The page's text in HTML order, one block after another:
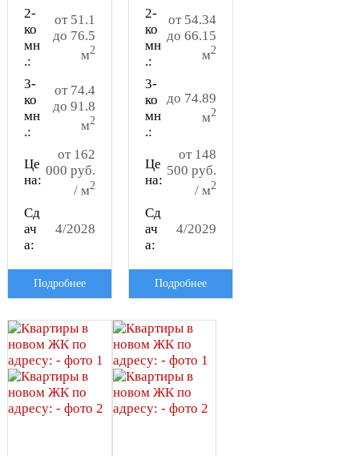
2-
ко
мн
.:
от 51.1
до 76.5
м2
3-
ко
мн
.:
от 74.4
до 91.8
м2
Це
на:
от 162
000 руб.
/ м2
Сд
ач
а:
4/2028
Подробнее
2-
ко
мн
.:
от 54.34
до 66.15
м2
3-
ко
мн
.:
до 74.89
м2
Це
на:
от 148
500 руб.
/ м2
Сд
ач
а:
4/2029
Подробнее